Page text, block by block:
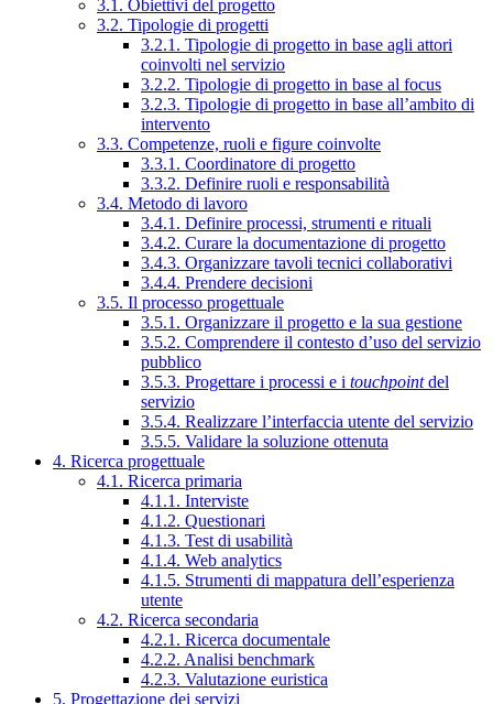
3.1. Obiettivi del progetto
3.2. Tipologie di progetti
3.2.1. Tipologie di progetto in base agli attori
coinvolti nel servizio
3.2.2. Tipologie di progetto in base al focus
3.2.3. Tipologie di progetto in base all’ambito di
intervento
3.3. Competenze, ruoli e figure coinvolte
3.3.1. Coordinatore di progetto
3.3.2. Definire ruoli e responsabilità
3.4. Metodo di lavoro
3.4.1. Definire processi, strumenti e rituali
3.4.2. Curare la documentazione di progetto
3.4.3. Organizzare tavoli tecnici collaborativi
3.4.4. Prendere decisioni
3.5. Il processo progettuale
3.5.1. Organizzare il progetto e la sua gestione
3.5.2. Comprendere il contesto d’uso del servizio
pubblico
3.5.3. Progettare i processi e i touchpointdel
servizio
3.5.4. Realizzare l’interfaccia utente del servizio
3.5.5. Validare la soluzione ottenuta
4. Ricerca progettuale
4.1. Ricerca primaria
4.1.1. Interviste
4.1.2. Questionari
4.1.3. Test di usabilità
4.1.4. Web analytics
4.1.5. Strumenti di mappatura dell’esperienza
utente
4.2. Ricerca secondaria
4.2.1. Ricerca documentale
4.2.2. Analisi benchmark
4.2.3. Valutazione euristica
5. Progettazione dei servizi